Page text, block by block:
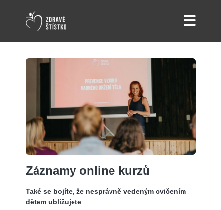
Záznamy online kurzů
Také se bojíte, že nesprávně vedeným cvičením
dětem ubližujete